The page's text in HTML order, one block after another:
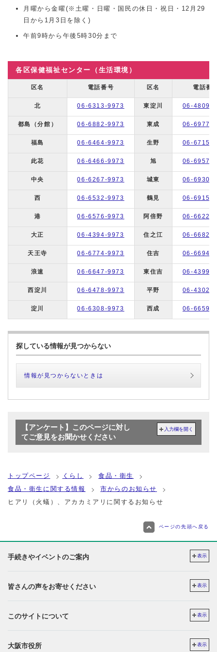
月曜から金曜(※土曜・日曜・国民の休日・祝日・12月29
日から1月3日を除く)
午前9時から午後5時30分まで
各区保健福祉センター（生活環境）
区名 電話番号 区名 電話番
北 06-6313-9973 東淀川 06-4809-
都島（分館） 06-6882-9973 東成 06-6977-
福島 06-6464-9973 生野 06-6715-
此花 06-6466-9973 旭 06-6957-
中央 06-6267-9973 城東 06-6930-
西 06-6532-9973 鶴見 06-6915-
港 06-6576-9973 阿倍野 06-6622-
大正 06-4394-9973 住之江 06-6682-
天王寺 06-6774-9973 住吉 06-6694-
浪速 06-6647-9973 東住吉 06-4399-
西淀川 06-6478-9973 平野 06-4302-
淀川 06-6308-9973 西成 06-6659-
探している情報が見つからない
情報が見つからないときは
【アンケート】このページに対し
てご意見をお聞かせください
入力欄を開く
トップページ くらし
食品・衛生
食品・衛生に関する情報
市からのお知らせ
ヒアリ（火蟻）、アカカミアリに関するお知らせ
ページの先頭へ戻る
手続きやイベントのご案内 表示
皆さんの声をお寄せください 表示
このサイトについて 表示
大阪市役所 表示